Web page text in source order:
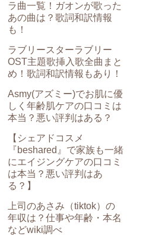
ラ曲一覧！ガオンが歌った
あの曲は？歌詞和訳情報
も！
ラブリースターラブリー
OST主題歌挿入歌全曲まと
め！歌詞和訳情報もあり！
Asmy(アズミー)でお肌に優
しく年齢肌ケアの口コミは
本当？悪い評判はある？
【シェアドコスメ
『beshared』で家族も一緒
にエイジングケアの口コミ
は本当？悪い評判はあ
る？】
上司のあさみ（tiktok）の
年収は？仕事や年齢・本名
などwiki調べ